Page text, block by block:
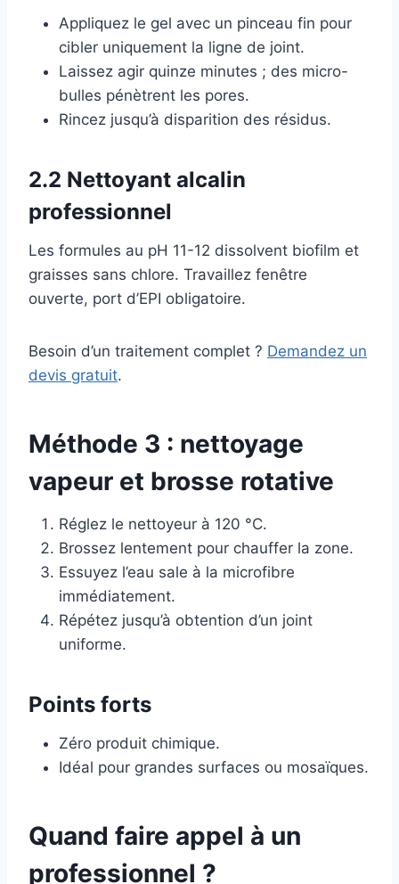
Appliquez le gel avec un pinceau fin pour
cibler uniquement la ligne de joint.
Laissez agir quinze minutes ; des micro-
bulles pénètrent les pores.
Rincez jusqu’à disparition des résidus.
2.2 Nettoyant alcalin
professionnel
Les formules au pH 11-12 dissolvent biofilm et
graisses sans chlore. Travaillez fenêtre
ouverte, port d’EPI obligatoire.
Besoin d’un traitement complet ? Demandez un
devis gratuit.
Méthode 3 : nettoyage
vapeur et brosse rotative
Réglez le nettoyeur à 120 °C.
Brossez lentement pour chauffer la zone.
Essuyez l’eau sale à la microfibre
immédiatement.
Répétez jusqu’à obtention d’un joint
uniforme.
Points forts
Zéro produit chimique.
Idéal pour grandes surfaces ou mosaïques.
Quand faire appel à un
professionnel ?